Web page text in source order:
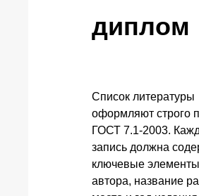
диплом
Список литературы
оформляют строго
ГОСТ 7.1-2003.
запись должна
ключевые
автора, название